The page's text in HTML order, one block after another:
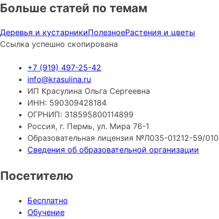
Больше статей по темам
Деревья и кустарникиПолезноеРастения и цветы
Ссылка успешно скопирована
+7 (919) 497-25-42
info@krasulina.ru
ИП Красулина Ольга Сергеевна
ИНН: 590309428184
ОГРНИП: 318595800114899
Россия, г. Пермь, ул. Мира 76-1
Образовательная лицензия №Л035-01212-59/
Сведения об образовательной организации
Посетителю
Бесплатно
Обучение